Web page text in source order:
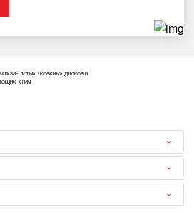
ЛИТЫХ / КОВАНЫХ ДИСКОВ И
К НИМ